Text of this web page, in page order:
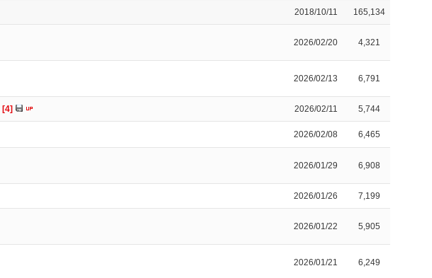
2018/10/11 165,134
2026/02/20 4,321
2026/02/13 6,791
[4] 2026/02/11 5,744
2026/02/08 6,465
2026/01/29 6,908
2026/01/26 7,199
2026/01/22 5,905
2026/01/21 6,249